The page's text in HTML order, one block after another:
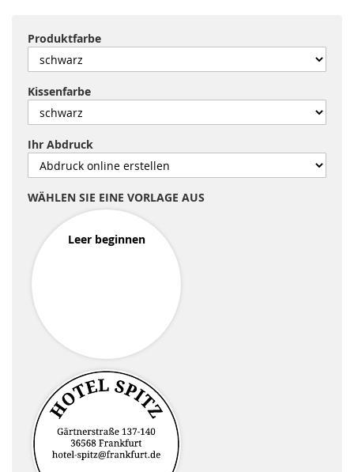
Produktfarbe
Kissenfarbe
Ihr Abdruck
WÄHLEN SIE EINE VORLAGE AUS
Leer beginnen